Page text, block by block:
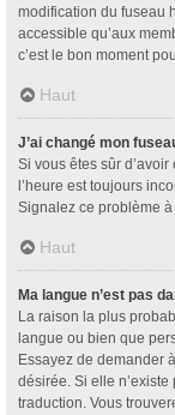
modification du fuseau
accessible qu’aux
c’est le bon moment
Haut
J’ai changé mon
Si vous êtes sûr
l’heure est toujours
Signalez ce problème
Haut
Ma langue n’est pas
La raison la plus
langue ou bien que
Essayez de demander
désirée. Si elle
traduction. Vous